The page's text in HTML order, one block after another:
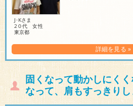
J･Kさま
2０代 女性
東京都
詳細を見る »
固くなって動かしにく
なって、肩もすっきりし